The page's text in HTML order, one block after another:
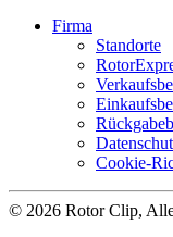
Firma
Standorte
Cookie-
© 2026 Rotor Clip,